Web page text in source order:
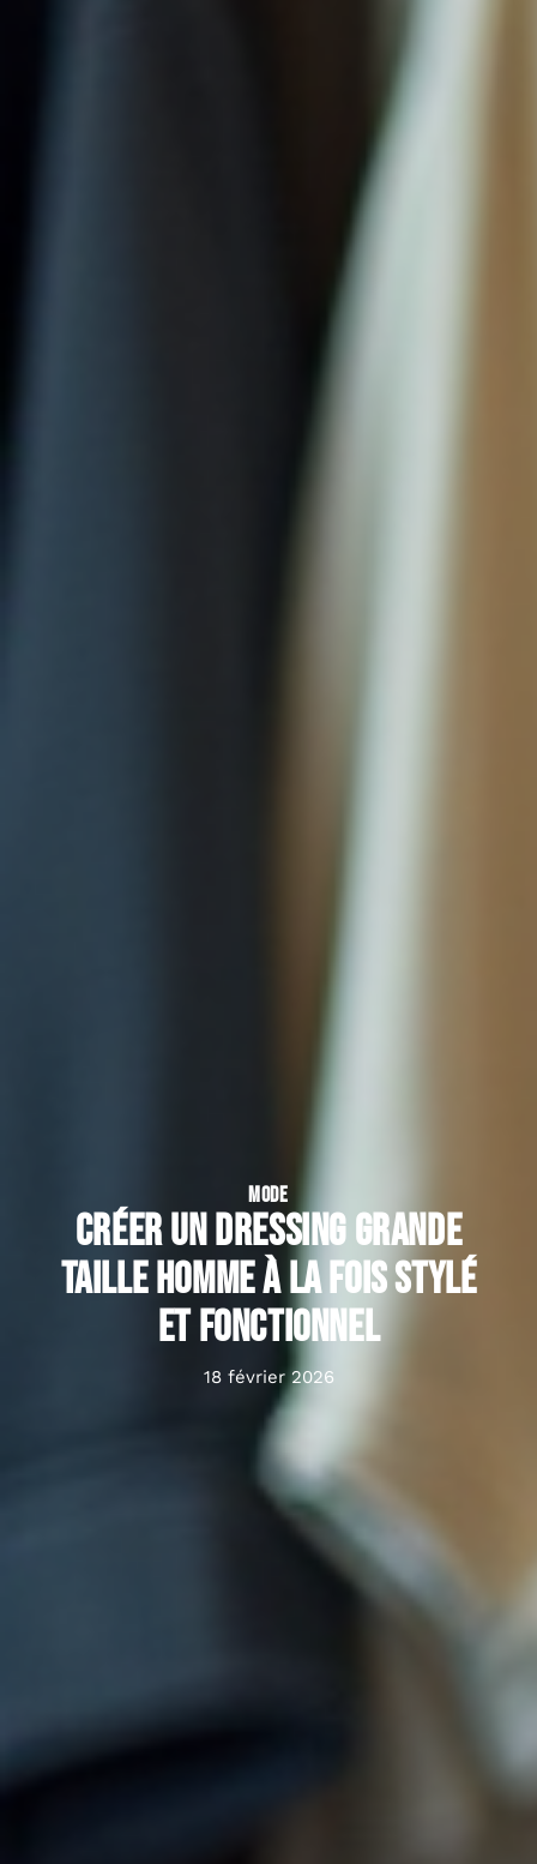
MODE
Créer un dressing grande
taille homme à la fois stylé
et fonctionnel
18 février 2026